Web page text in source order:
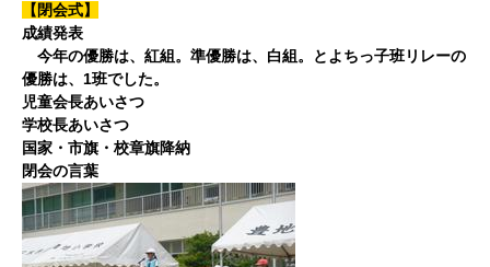
【閉会式】
成績発表
今年の優勝は、紅組。準優勝は、白組。とよちっ子班リレーの
優勝は、1班でした。
児童会長あいさつ
学校長あいさつ
国家・市旗・校章旗降納
閉会の言葉